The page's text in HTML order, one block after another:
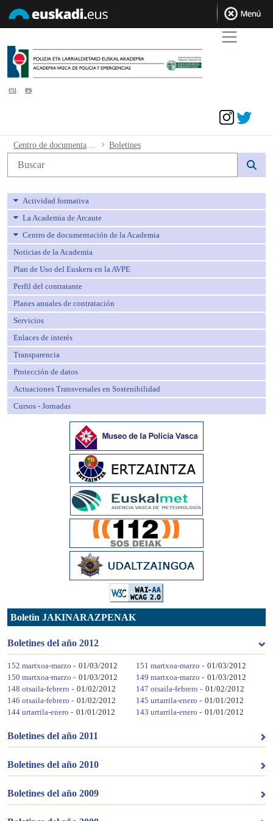
eu
es
Boletines - avpeBoletines
Búsqueda web
Actividad formativa
La Academia de Arcaute
Centro de documentación de la Academia
Noticias de la Academia
Plan de Uso del Euskera en la AVPE
Perfil del contratante
Planes anuales de contratación
Servicios
Enlaces de interés
Transparencia
Protección de datos
Actuaciones Transversales en Sostenibilidad
Cursos - Jornadas
Boletin JAKINARAZPENAK
Boletines del año 2012
152 martxoa-marzo - 01/03/2012 151 martxoa-marzo - 01/03/2012
150 martxoa-marzo - 01/03/2012 149 martxoa-marzo - 01/03/2012
148 otsaila-febrero - 01/02/2012 147 otsaila-febrero - 01/02/2012
146 otsaila-febrero - 01/02/2012 145 urtarrila-enero - 01/01/2012
144 urtarrila-enero - 01/01/2012 143 urtarrila-enero - 01/01/2012
Boletines del año 2011
Boletines del año 2010
Boletines del año 2009